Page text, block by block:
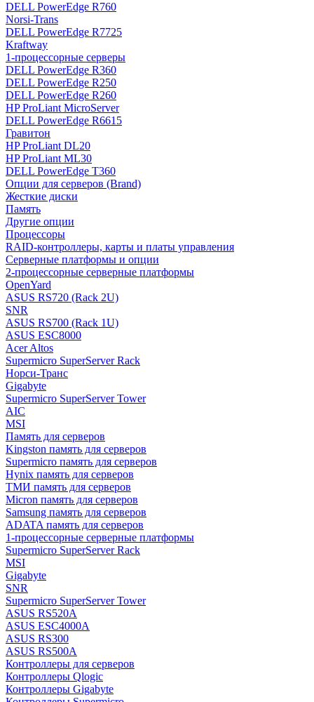
DELL PowerEdge R760
Norsi-Trans
DELL PowerEdge R7725
Kraftway
1-процессорные серверы
DELL PowerEdge R360
DELL PowerEdge R250
DELL PowerEdge R260
HP ProLiant MicroServer
DELL PowerEdge R6615
Гравитон
HP ProLiant DL20
HP ProLiant ML30
DELL PowerEdge T360
Опции для серверов (Brand)
Жесткие диски
Память
Другие опции
Процессоры
RAID-контроллеры, карты и платы управления
Серверные платформы и опции
2-процессорные серверные платформы
OpenYard
ASUS RS720 (Rack 2U)
SNR
ASUS RS700 (Rack 1U)
ASUS ESC8000
Acer Altos
Supermicro SuperServer Rack
Норси-Транс
Gigabyte
Supermicro SuperServer Tower
AIC
MSI
Память для серверов
Kingston память для серверов
Supermicro память для серверов
Hynix память для серверов
ТМИ память для серверов
Micron память для серверов
Samsung память для серверов
ADATA память для серверов
1-процессорные серверные платформы
Supermicro SuperServer Rack
MSI
Gigabyte
SNR
Supermicro SuperServer Tower
ASUS RS520A
ASUS ESC4000A
ASUS RS300
ASUS RS500A
Контроллеры для серверов
Контроллеры Qlogic
Контроллеры Gigabyte